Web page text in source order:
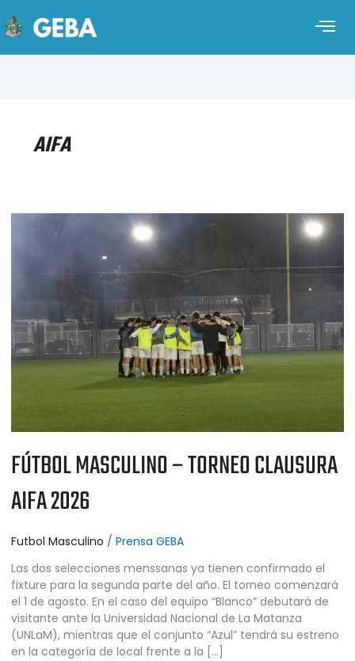
AIFA
FÚTBOL MASCULINO – TORNEO CLAUSURA
AIFA 2026
Futbol Masculino / Prensa GEBA
Las dos selecciones menssanas ya tienen confirmado el
fixture para la segunda parte del año. El torneo comenzará
el 1 de agosto. En el caso del equipo “Blanco” debutará de
visitante ante la Universidad Nacional de La Matanza
(UNLaM), mientras que el conjunto “Azul” tendrá su estreno
en la categoría de local frente a la […]
FÚTBOL
AIFA
2026